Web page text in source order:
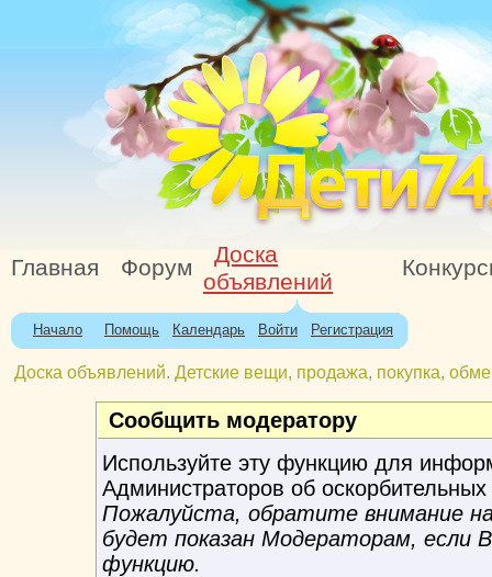
Главная Форум
Доска
объявлений
Начало Помощь Календарь Войти Регистрация
Доска объявлений. Детские вещи, продажа, покупка,
Сообщить модератору
Используйте эту функцию для
Администраторов об
Пожалуйста, обратите внимание
будет показан Модераторам, если
функцию.